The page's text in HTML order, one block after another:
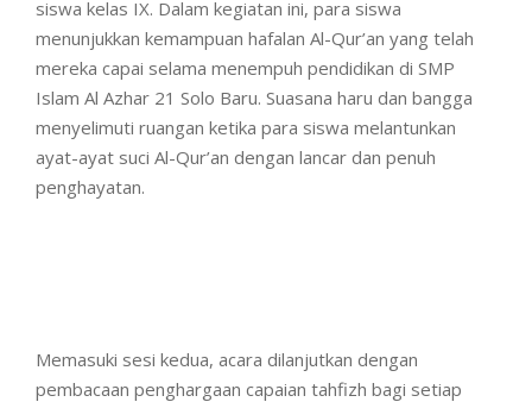
siswa kelas IX. Dalam kegiatan ini, para siswa
menunjukkan kemampuan hafalan Al-Qur’an yang telah
mereka capai selama menempuh pendidikan di SMP
Islam Al Azhar 21 Solo Baru. Suasana haru dan bangga
menyelimuti ruangan ketika para siswa melantunkan
ayat-ayat suci Al-Qur’an dengan lancar dan penuh
penghayatan.
Memasuki sesi kedua, acara dilanjutkan dengan
pembacaan penghargaan capaian tahfizh bagi setiap